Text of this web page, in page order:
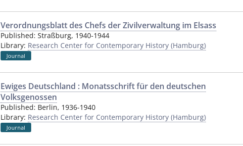
Verordnungsblatt des Chefs der Zivilverwaltung im Elsass
Published: Straßburg, 1940-1944
Library: Research Center for Contemporary History (Hamburg)
Journal
Ewiges Deutschland : Monatsschrift für den deutschen
Volksgenossen
Published: Berlin, 1936-1940
Library: Research Center for Contemporary History (Hamburg)
Journal